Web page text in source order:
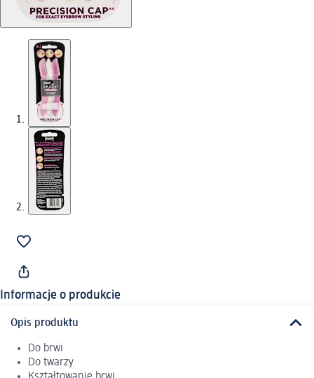
Informacje o produkcie
Opis produktu
Do brwi
Do twarzy